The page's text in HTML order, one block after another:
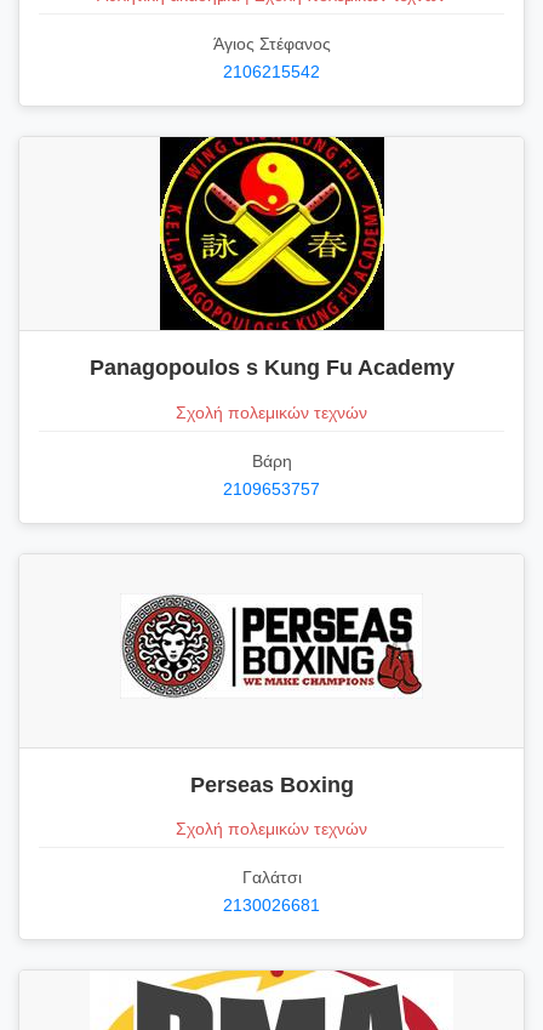
Άγιος Στέφανος
2106215542
Panagopoulos s Kung Fu Academy
Σχολή πολεμικών τεχνών
Βάρη
2109653757
Perseas Boxing
Σχολή πολεμικών τεχνών
Γαλάτσι
2130026681